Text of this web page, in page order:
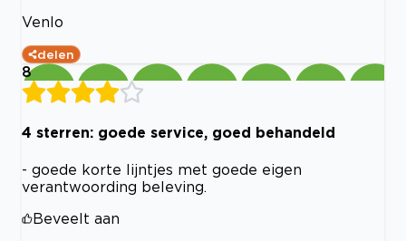
Venlo
delen
8
4 sterren: goede service, goed behandeld
- goede korte lijntjes met goede eigen
verantwoording beleving.
Beveelt aan